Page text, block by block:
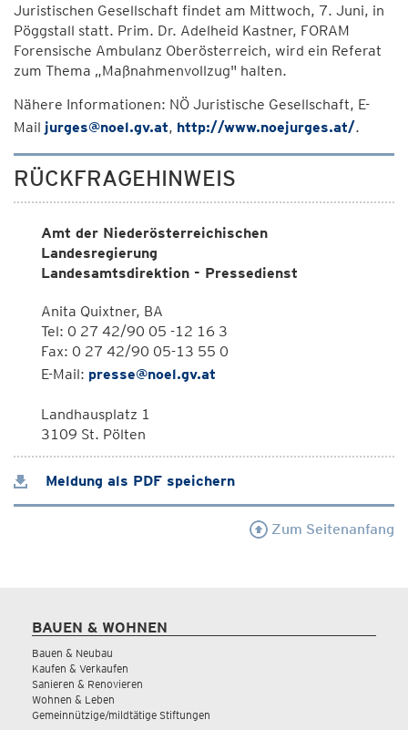
Juristischen Gesellschaft findet am Mittwoch, 7. Juni, in
Pöggstall statt. Prim. Dr. Adelheid Kastner, FORAM
Forensische Ambulanz Oberösterreich, wird ein Referat
zum Thema „Maßnahmenvollzug" halten.
Nähere Informationen: NÖ Juristische Gesellschaft, E-
Mail jurges@noel.gv.at, http://www.noejurges.at/.
RÜCKFRAGEHINWEIS
Amt der Niederösterreichischen
Landesregierung
Landesamtsdirektion - Pressedienst
Anita Quixtner, BA
Tel: 0 27 42/90 05 -12 16 3
Fax: 0 27 42/90 05-13 55 0
E-Mail: presse@noel.gv.at
Landhausplatz 1
3109 St. Pölten
Meldung als PDF speichern
Zum Seitenanfang
BAUEN & WOHNEN
Bauen & Neubau
Kaufen & Verkaufen
Sanieren & Renovieren
Wohnen & Leben
Gemeinnützige/mildtätige Stiftungen